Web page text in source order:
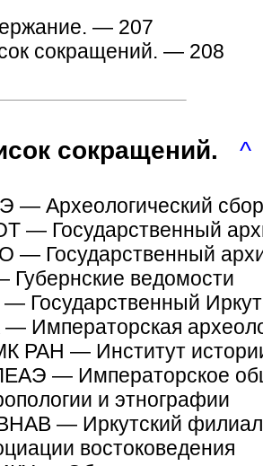
— 207
сокращений. — 208
сокращений. ^
— Археологический
— Государственный
— Государственный
Губернские ведомости
Государственный
Императорская
РАН — Институт
— Императорское
и этнографии
— Иркутский филиал
востоковедения